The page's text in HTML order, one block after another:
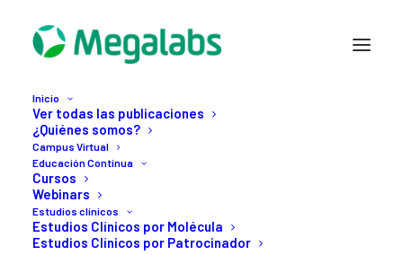
Inicio
Ver todas las publicaciones
¿Quiénes somos?
Campus Virtual
Educación Continua
Cursos
Webinars
Estudios clínicos
Estudios Clínicos por Molécula
Estudios Clínicos por Patrocinador